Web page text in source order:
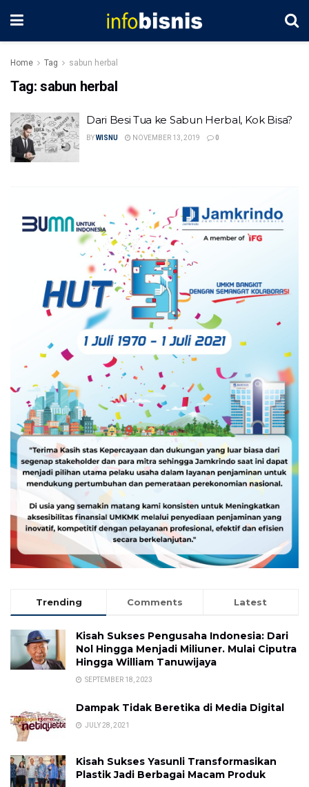
Home Tag sabun herbal
Tag: sabun herbal
Dari Besi Tua ke Sabun Herbal, Kok Bisa?
BYWISNU NOVEMBER 13, 2019 0
Trending Comments Latest
Kisah Sukses Pengusaha Indonesia: Dari
Nol Hingga Menjadi Miliuner. Mulai Ciputra
Hingga William Tanuwijaya
SEPTEMBER 18, 2023
Dampak Tidak Beretika di Media Digital
JULY 28, 2021
Kisah Sukses Yasunli Transformasikan
Plastik Jadi Berbagai Macam Produk